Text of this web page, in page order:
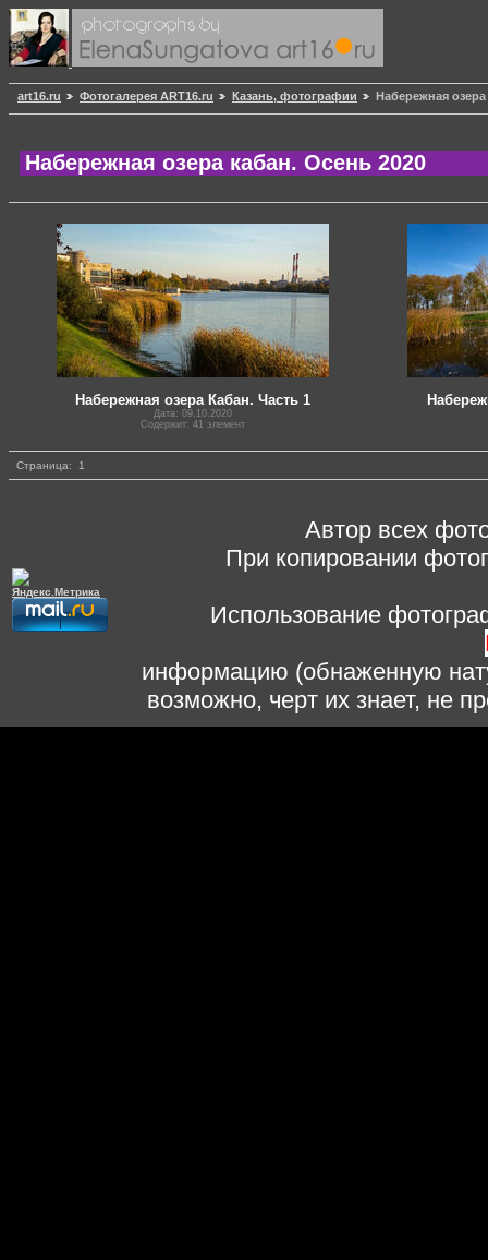
art16.ru Фотогалерея ART16.ru Казань, фотографии Набережная
Набережная озера кабан. Осень 2020
Набережная озера Кабан. Часть 1
Дата: 09.10.2020
Содержит: 41 элемент
Страница: 1
Автор всех
При копировании
Использование
информацию (обнаженную
возможно, черт их знает, не